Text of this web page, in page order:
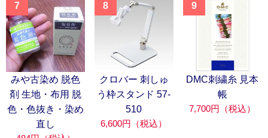
7
みや古染め 脱色
剤 生地・布用 脱
色・色抜き・染め
直し
8
クロバー 刺しゅ
う枠スタンド 57-
510
6,600円（税込）
9
DMC刺繍糸 見本
帳
7,700円（税込）